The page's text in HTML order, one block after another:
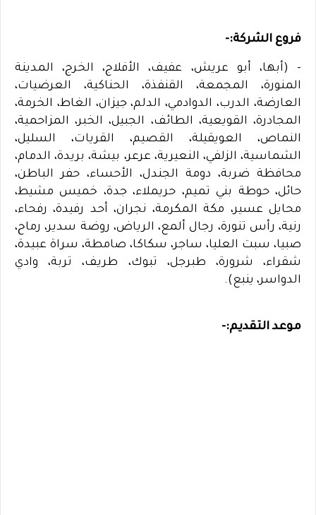
فروع الشركة:-
- (أبها، أبو عريش، عفيف، الأفلاج، الخرج، المدينة
المنورة، المجمعة، القنفذة، الحناكية، العرضيات،
العارضة، الدرب، الدوادمي، الدلم، جيزان، الغاط، الخرمة،
المجادرة، القويعية، الطائف، الجبيل، الخبر، المزاحمية،
النماص، العويقيلة، القصيم، القريات، السليل،
الشماسية، الزلفي، النعيرية، عرعر، بيشة، بريدة، الدمام،
محافظة ضربة، دومة الجندل، الأحساء، حفر الباطن،
حائل، حوطة بني تميم، حريملاء، جدة، خميس مشيط،
محايل عسير، مكة المكرمة، نجران، أحد رفيدة، رفحاء،
رنية، رأس تنورة، رجال ألمع، الرياض، روضة سدير، رماح،
صبيا، سبت العليا، ساجر، سكاكا، صامطة، سراة عبيدة،
شقراء، شرورة، طبرجل، تبوك، طريف، تربة، وادي
الدواسر، ينبع).
موعد التقديم:-